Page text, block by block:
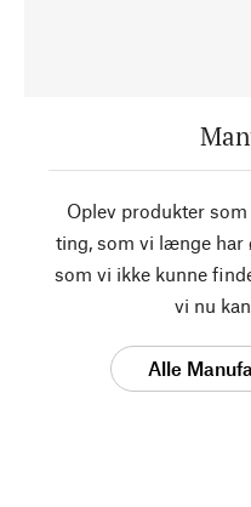
Oplev produkter
ting, som vi længe har
som vi ikke kunne
vi nu
Alle